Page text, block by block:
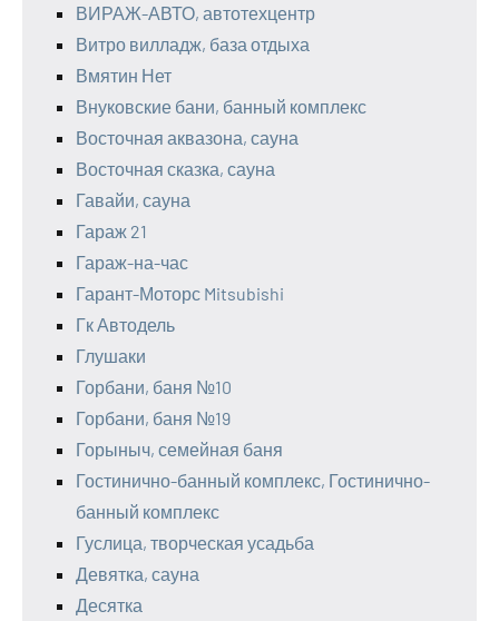
ВИРАЖ-АВТО, автотехцентр
Витро вилладж, база отдыха
Вмятин Нет
Внуковские бани, банный комплекс
Восточная аквазона, сауна
Восточная сказка, сауна
Гавайи, сауна
Гараж 21
Гараж-на-час
Гарант-Моторс Mitsubishi
Гк Автодель
Глушаки
Горбани, баня №10
Горбани, баня №19
Горыныч, семейная баня
Гостинично-банный комплекс, Гостинично-
банный комплекс
Гуслица, творческая усадьба
Девятка, сауна
Десятка